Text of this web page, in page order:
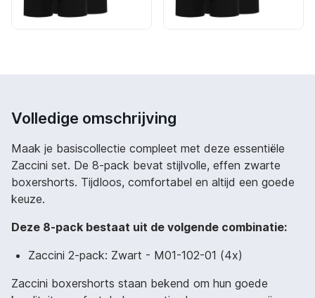
Volledige omschrijving
Maak je basiscollectie compleet met deze essentiële
Zaccini set. De 8-pack bevat stijlvolle, effen zwarte
boxershorts. Tijdloos, comfortabel en altijd een goede
keuze.
Deze 8-pack bestaat uit de volgende combinatie:
Zaccini 2-pack: Zwart - M01-102-01 (4x)
Zaccini boxershorts staan bekend om hun goede